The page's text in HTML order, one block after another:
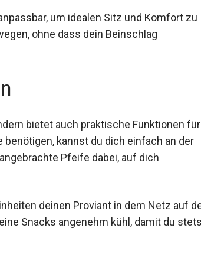
um idealen Sitz und Komfort zu
ohne dass dein Beinschlag
bietet auch praktische Funktionen für
kannst du dich einfach an der
Pfeife dabei, auf dich
deinen Proviant in dem Netz auf
deine Snacks angenehm kühl, damit du